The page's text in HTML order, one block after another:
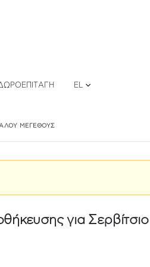
EL
ΜΕΓΈΘΟΥΣ
για Σερβίτσιο